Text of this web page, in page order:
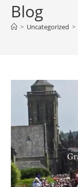
Blog
> Uncategorized >